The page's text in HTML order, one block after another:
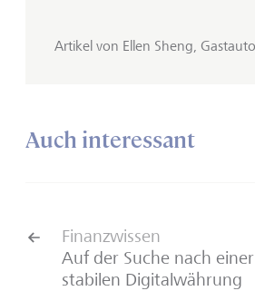
Artikel von Ellen Sheng,
Auch interessant
Finanzwissen
Auf der Suche nach
stabilen Digitalwährung